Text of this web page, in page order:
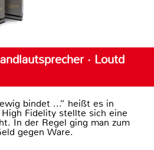
· Loutd
bindet ...“ heißt es in
Fidelity stellte sich eine
In der Regel ging man zum
gegen Ware.